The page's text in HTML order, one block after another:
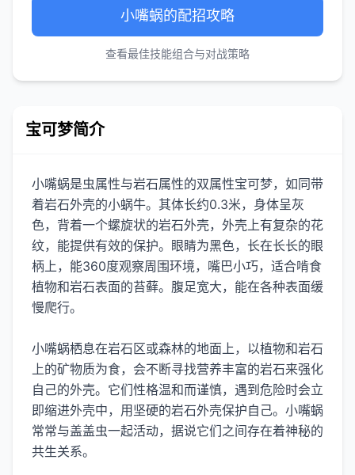
小嘴蜗的配招攻略
查看最佳技能组合与对战策略
宝可梦简介
小嘴蜗是虫属性与岩石属性的双属性宝可梦，如同带
着岩石外壳的小蜗牛。其体长约0.3米，身体呈灰
色，背着一个螺旋状的岩石外壳，外壳上有复杂的花
纹，能提供有效的保护。眼睛为黑色，长在长长的眼
柄上，能360度观察周围环境，嘴巴小巧，适合啃食
植物和岩石表面的苔藓。腹足宽大，能在各种表面缓
慢爬行。
小嘴蜗栖息在岩石区或森林的地面上，以植物和岩石
上的矿物质为食，会不断寻找营养丰富的岩石来强化
自己的外壳。它们性格温和而谨慎，遇到危险时会立
即缩进外壳中，用坚硬的岩石外壳保护自己。小嘴蜗
常常与盖盖虫一起活动，据说它们之间存在着神秘的
共生关系。